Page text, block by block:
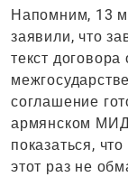
Напомним, 13
заявили, что
текст
соглашение
армянском
показаться,
этот раз не